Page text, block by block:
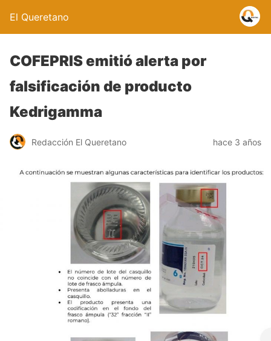
El Queretano
COFEPRIS emitió alerta por
falsificación de producto
Kedrigamma
Redacción El Queretano hace 3 años